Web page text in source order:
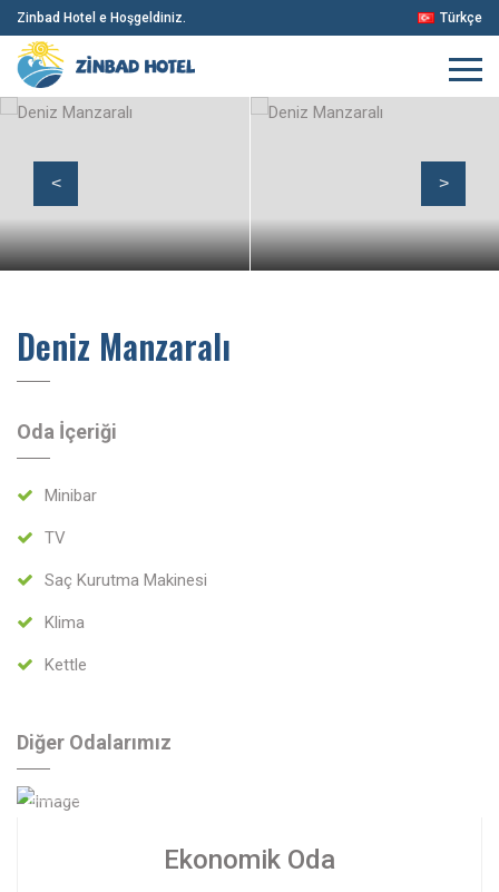
Zinbad Hotel e Hoşgeldiniz. Türkçe
< >
Deniz Manzaralı
Oda İçeriği
Minibar
TV
Saç Kurutma Makinesi
Klima
Kettle
Diğer Odalarımız
Ekonomik Oda